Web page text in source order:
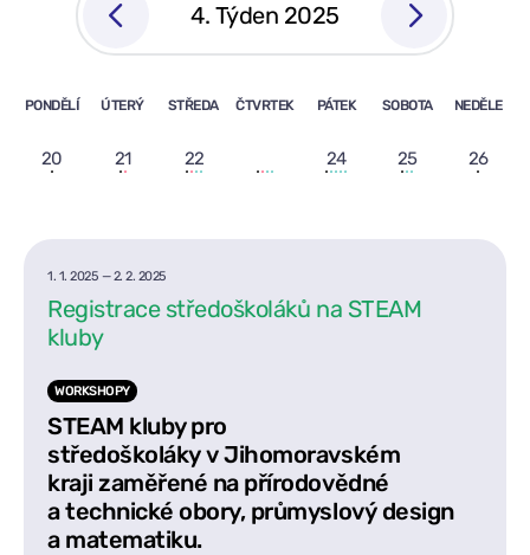
4. Týden 2025
PONDĚLÍ ÚTERÝ STŘEDA ČTVRTEK PÁTEK SOBOTA NEDĚLE
20 21 22 24 25 26
1. 1. 2025 —2. 2. 2025
Registrace středoškoláků na STEAM
kluby
WORKSHOPY
STEAM kluby pro
středoškoláky v Jihomoravském
kraji zaměřené na přírodovědné
a technické obory, průmyslový design
a matematiku.